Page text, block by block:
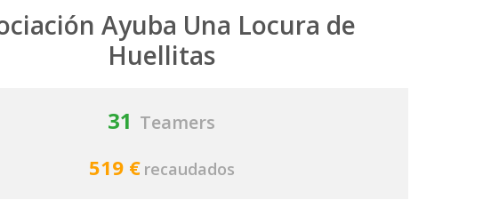
Ayuba Una Locura de
Huellitas
31 Teamers
519 € recaudados